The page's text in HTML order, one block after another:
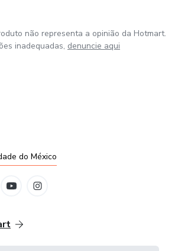
não representa a opinião da Hotmart.
inadequadas, denuncie aqui
do México